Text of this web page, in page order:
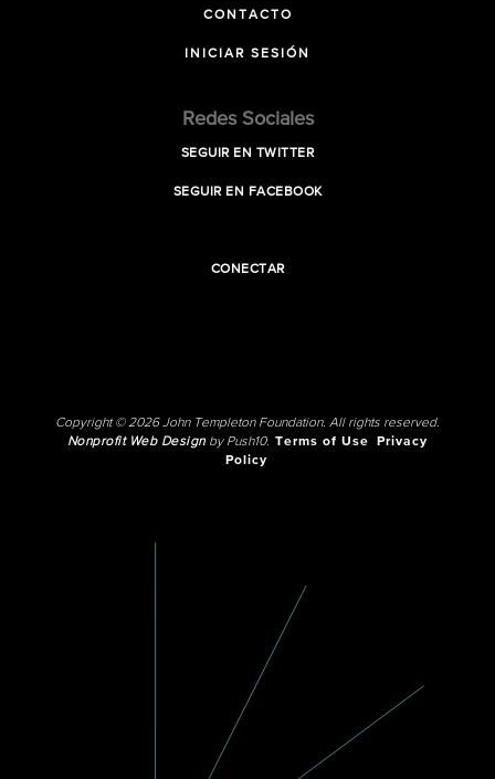
CONTACTO
INICIAR SESIÓN
Redes Sociales
SEGUIR EN TWITTER
SEGUIR EN FACEBOOK
CONECTAR
Copyright © 2026 John Templeton Foundation. All rights reserved.
Nonprofit Web Designby Push10. Terms of Use
Privacy
Policy